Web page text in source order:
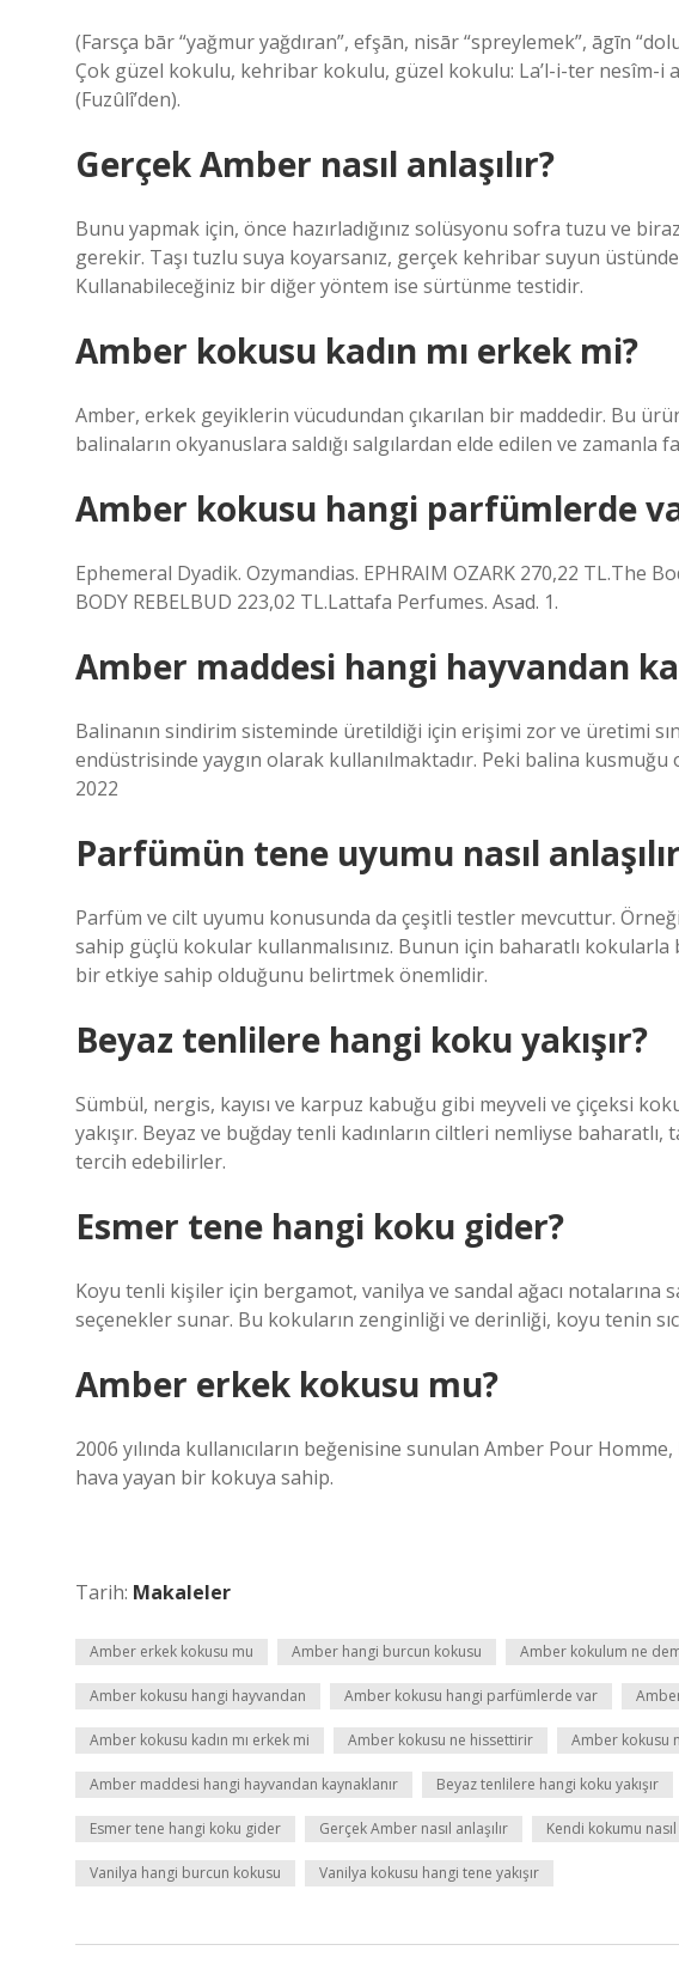
(Farsça bār “yağmur yağdıran”, efşān, nisār “spreylemek”, āgīn
Çok güzel kokulu, kehribar kokulu, güzel kokulu: La’l-i-ter nesîm-i
(Fuzûlî’den).
Gerçek Amber nasıl anlaşılır?
Bunu yapmak için, önce hazırladığınız solüsyonu sofra tuzu ve
gerekir. Taşı tuzlu suya koyarsanız, gerçek kehribar suyun
Kullanabileceğiniz bir diğer yöntem ise sürtünme testidir.
Amber kokusu kadın mı erkek mi?
Amber, erkek geyiklerin vücudundan çıkarılan bir maddedir. Bu
balinaların okyanuslara saldığı salgılardan elde edilen ve
Amber kokusu hangi parfümlerde
Ephemeral Dyadik. Ozymandias. EPHRAIM OZARK 270,22 TL.The
BODY REBELBUD 223,02 TL.Lattafa Perfumes. Asad. 1.
Amber maddesi hangi hayvandan
Balinanın sindirim sisteminde üretildiği için erişimi zor ve üretimi
endüstrisinde yaygın olarak kullanılmaktadır. Peki balina
2022
Parfümün tene uyumu nasıl
Parfüm ve cilt uyumu konusunda da çeşitli testler mevcuttur.
sahip güçlü kokular kullanmalısınız. Bunun için baharatlı
bir etkiye sahip olduğunu belirtmek önemlidir.
Beyaz tenlilere hangi koku yakışır?
Sümbül, nergis, kayısı ve karpuz kabuğu gibi meyveli ve çiçeksi
yakışır. Beyaz ve buğday tenli kadınların ciltleri nemliyse baharatlı,
tercih edebilirler.
Esmer tene hangi koku gider?
Koyu tenli kişiler için bergamot, vanilya ve sandal ağacı
seçenekler sunar. Bu kokuların zenginliği ve derinliği, koyu tenin
Amber erkek kokusu mu?
2006 yılında kullanıcıların beğenisine sunulan Amber Pour
hava yayan bir kokuya sahip.
Tarih: Makaleler
Amber erkek kokusu mu Amber hangi burcun kokusu Amber kokulum ne
Amber kokusu hangi hayvandan Amber kokusu hangi parfümlerde var
Amber kokusu kadın mı erkek mi Amber kokusu ne hissettirir Amber kokusu
Amber maddesi hangi hayvandan kaynaklanır Beyaz tenlilere hangi koku yakışır
Esmer tene hangi koku gider Gerçek Amber nasıl anlaşılır Kendi kokumu
Vanilya hangi burcun kokusu Vanilya kokusu hangi tene yakışır